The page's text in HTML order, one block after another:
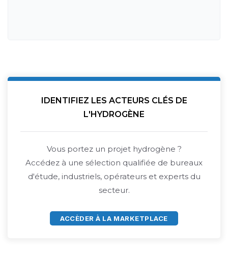
IDENTIFIEZ LES ACTEURS CLÉS DE
L'HYDROGÈNE
Vous portez un projet hydrogène ?
Accédez à une sélection qualifiée de bureaux
d'étude, industriels, opérateurs et experts du
secteur.
ACCÈDER À LA MARKETPLACE